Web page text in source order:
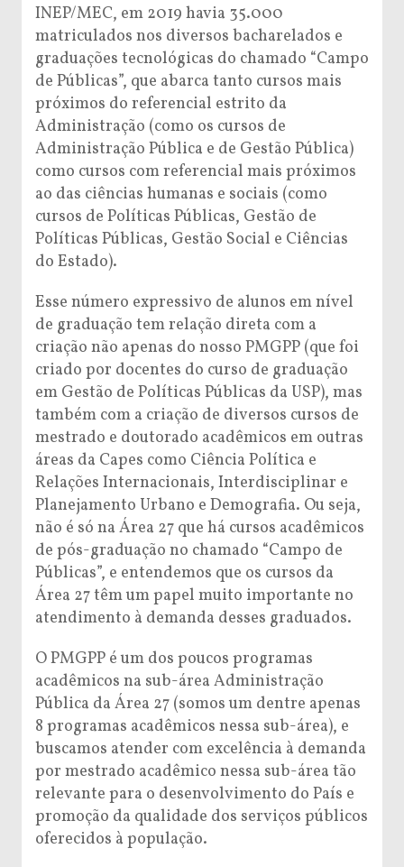
INEP/MEC, em 2019 havia 35.000
matriculados nos diversos bacharelados e
graduações tecnológicas do chamado “Campo
de Públicas”, que abarca tanto cursos mais
próximos do referencial estrito da
Administração (como os cursos de
Administração Pública e de Gestão Pública)
como cursos com referencial mais próximos
ao das ciências humanas e sociais (como
cursos de Políticas Públicas, Gestão de
Políticas Públicas, Gestão Social e Ciências
do Estado).
Esse número expressivo de alunos em nível
de graduação tem relação direta com a
criação não apenas do nosso PMGPP (que foi
criado por docentes do curso de graduação
em Gestão de Políticas Públicas da USP), mas
também com a criação de diversos cursos de
mestrado e doutorado acadêmicos em outras
áreas da Capes como Ciência Política e
Relações Internacionais, Interdisciplinar e
Planejamento Urbano e Demografia. Ou seja,
não é só na Área 27 que há cursos acadêmicos
de pós-graduação no chamado “Campo de
Públicas”, e entendemos que os cursos da
Área 27 têm um papel muito importante no
atendimento à demanda desses graduados.
O PMGPP é um dos poucos programas
acadêmicos na sub-área Administração
Pública da Área 27 (somos um dentre apenas
8 programas acadêmicos nessa sub-área), e
buscamos atender com excelência à demanda
por mestrado acadêmico nessa sub-área tão
relevante para o desenvolvimento do País e
promoção da qualidade dos serviços públicos
oferecidos à população.